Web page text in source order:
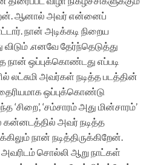
ஆனால் அவர் என்னைப்
நான் அடிக்கடி நிறைய
.எனவே தேர்ந்தெடுத்து
நான் ஒப்புக்கொண்டது எப்படி
லட்சுமி அவர்கள் நடித்த படத்தின்
ஒப்புக்கொண்டு
‘சிறை’, ‘சம்சாரம் அது மின்சாரம்’
அவர் நடித்த
நான் நடித்திருக்கிறேன்.
சொல்லி ஆறு நாட்கள்